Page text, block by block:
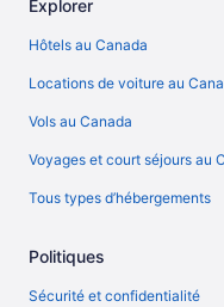
Explorer
Hôtels au Canada
Locations de voiture au
Vols au Canada
Voyages et court séjours au
Tous types d’hébergements
Politiques
Sécurité et confidentialité